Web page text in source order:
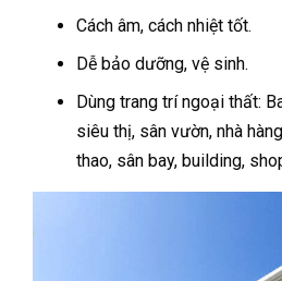
Cách âm, cách nhiệt tốt.
Dễ bảo dưỡng, vệ sinh.
Dùng trang trí ngoại thất:
siêu thị, sân vườn, nhà
thao, sân bay, building,